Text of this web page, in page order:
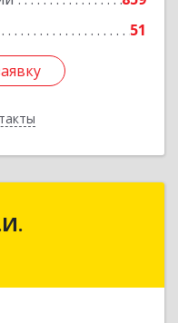
51
Первоуральск г,